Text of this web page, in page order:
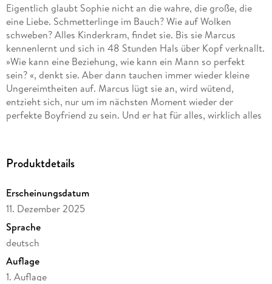
Eigentlich glaubt Sophie nicht an die wahre, die große, die
eine Liebe. Schmetterlinge im Bauch? Wie auf Wolken
schweben? Alles Kinderkram, findet sie. Bis sie Marcus
kennenlernt und sich in 48 Stunden Hals über Kopf verknallt.
»Wie kann eine Beziehung, wie kann ein Mann so perfekt
sein? «, denkt sie. Aber dann tauchen immer wieder kleine
Ungereimtheiten auf. Marcus lügt sie an, wird wütend,
entzieht sich, nur um im nächsten Moment wieder der
perfekte Boyfriend zu sein. Und er hat für alles, wirklich alles
Sophie Lambda, deren Comic-Blog in Frankreich
Produktdetails
Erscheinungsdatum
11. Dezember 2025
Sprache
deutsch
Auflage
1. Auflage